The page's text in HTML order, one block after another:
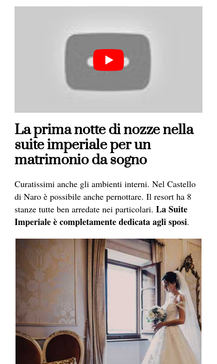
La prima notte di nozze nella
suite imperiale per un
matrimonio da sogno
Curatissimi anche gli ambienti interni. Nel Castello
di Naro è possibile anche pernottare. Il resort ha 8
stanze tutte ben arredate nei particolari. LaSuite
Imperiale è completamente dedicata agli sposi.